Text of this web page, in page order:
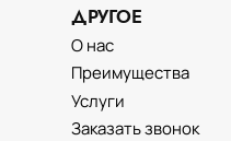
ДРУГОЕ
О нас
Преимущества
Услуги
Заказать звонок